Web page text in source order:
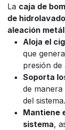
La caja de
de
aleación
Aloja el
que
presión de
Soporta
de
del sistema.
Mantiene
sistema,